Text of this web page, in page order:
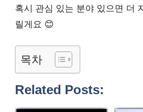
혹시 관심 있는 분야 있으면 더
릴게요 😊
목차
Related Posts: